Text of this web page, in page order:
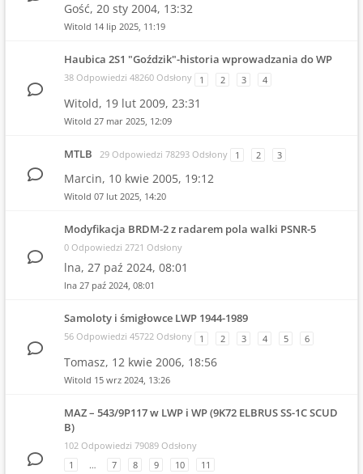
Gość, 20 sty 2004, 13:32
Witold 14 lip 2025, 11:19
Haubica 2S1 "Goździk"-historia wprowadzania do WP
38 Odpowiedzi 48260 Odsłony 1 2 3 4
Witold, 19 lut 2009, 23:31
Witold 27 mar 2025, 12:09
MTLB 29 Odpowiedzi 78293 Odsłony 1 2 3
Marcin, 10 kwie 2005, 19:12
Witold 07 lut 2025, 14:20
Modyfikacja BRDM-2 z radarem pola walki PSNR-5
0 Odpowiedzi 2721 Odsłony
lna, 27 paź 2024, 08:01
lna 27 paź 2024, 08:01
Samoloty i śmigłowce LWP 1944-1989
56 Odpowiedzi 45722 Odsłony 1 2 3 4 5 6
Tomasz, 12 kwie 2006, 18:56
Witold 15 wrz 2024, 13:26
MAZ – 543/9P117 w LWP i WP (9K72 ELBRUS SS-1C SCUD
B)
102 Odpowiedzi 79089 Odsłony
1
… 7 8 9 10 11